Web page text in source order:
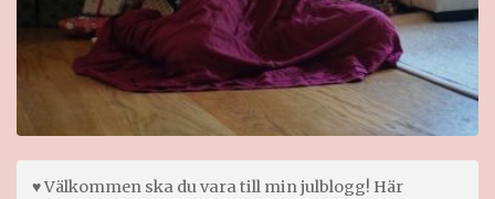
♥ Välkommen ska du vara till min julblogg! Här